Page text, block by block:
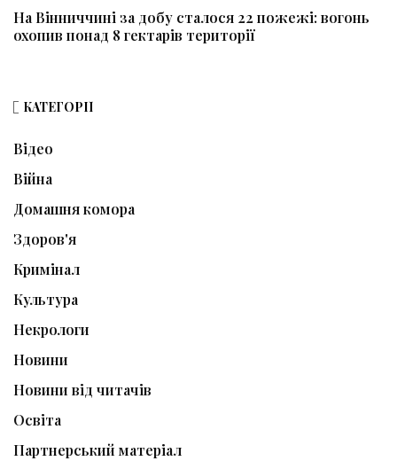
На Вінниччині за добу сталося 22 пожежі: вогонь
охопив понад 8 гектарів території
КАТЕГОРІЇ
Відео
Війна
Домашня комора
Здоров'я
Кримінал
Культура
Некрологи
Новини
Новини від читачів
Освіта
Партнерський матеріал